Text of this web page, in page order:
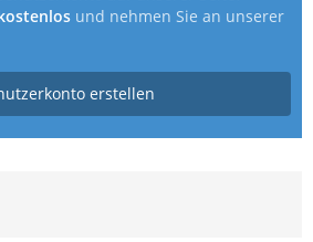
und nehmen Sie an unserer
erstellen